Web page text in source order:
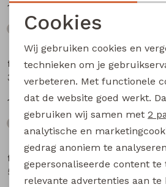
12,99
flinq
3311408 W20362 baby jongens sweater Blauw licht
12,99
flinq
flinq
506442BB W20263 baby jongens lange broek Denim black
Noodzakelijke cookies
Analytische cookies
Marketing cookies
Cookies
Wij gebruiken cookies en
technieken om je
verbeteren. Met functionele
dat de website goed werkt.
gebruiken wij samen met 2
analytische en
gedrag anoniem te
gepersonaliseerde content te
relevante advertenties aan